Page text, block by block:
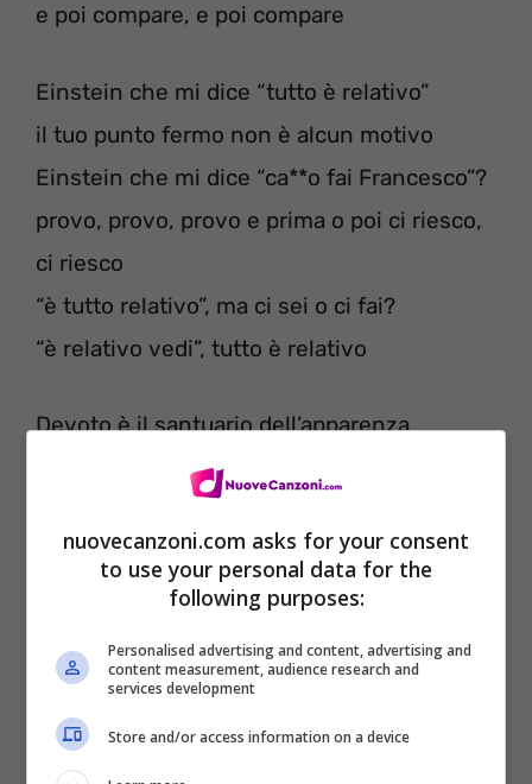
e poi compare, e poi compare
Einstein che mi dice “tutto è relativo”
il tuo punto fermo non è alcun motivo
Einstein che mi dice “ca**o fai Francesco”?
provo, provo, provo e prima o poi ci riesco,
ci riesco
“è tutto relativo”, ma ci sei o ci fai?
“è relativo vedi”, tutto è relativo
Devoto è il santuario dell’apparenza
le**are il culo al Reo, fare resistenza
indiani e cowboy. si. ma dei paesi tuoi
la luce che ci illumina la festa
arriva da una stella di sinistra o destra
nel mezzo del cammin che si è oscurato
mi sono innamorato, mi sento illuminato
nuovecanzoni.com asks for your consent
to use your personal data for the
following purposes:
Personalised advertising and content, advertising and
content measurement, audience research and
services development
Store and/or access information on a device